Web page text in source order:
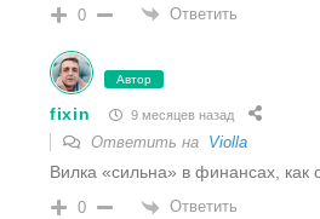
0 Ответить
Автор
fixin 9 месяцев назад
Ответить на Violla
Вилка «сильна» в финансах, как
0 Ответить